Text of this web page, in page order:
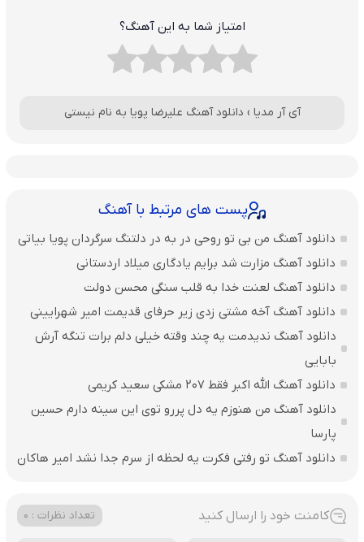
امتیاز شما به این آهنگ؟
آی آر مدیا › دانلود آهنگ علیرضا پویا به نام نیستی
پست های مرتبط با آهنگ
دانلود آهنگ من بی تو روحی در به در دلتنگ سرگردان پویا بیاتی
دانلود آهنگ مزارت شد برایم یادگاری میلاد اردستانی
دانلود آهنگ لعنت خدا به قلب سنگی محسن دولت
دانلود آهنگ آخه مشتی زدی زیر حرفای قدیمت امیر شهرایینی
دانلود آهنگ ندیدمت یه چند وقته خیلی دلم برات تنگه آرش
بابایی
دانلود آهنگ الله اکبر فقط 207 مشکی سعید کریمی
دانلود آهنگ من هنوزم یه دل پررو توی این سینه دارم حسین
پارسا
دانلود آهنگ تو رفتی فکرت یه لحظه از سرم جدا نشد امیر هاکان
کامنت خود را ارسال کنید تعداد نظرات : 0